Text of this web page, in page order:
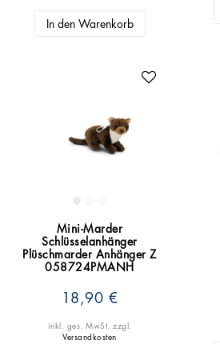
In den Warenkorb
Mini-Marder
Schlüsselanhänger
Plüschmarder Anhänger Z
058724PMANH
18,90 €
inkl. ges. MwSt. zzgl.
Versandkosten